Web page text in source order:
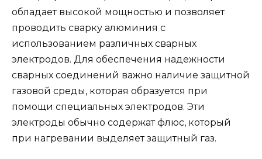
обладает высокой мощностью и позволяет
проводить сварку алюминия с
использованием различных сварных
электродов. Для обеспечения надежности
сварных соединений важно наличие защитной
газовой среды, которая образуется при
помощи специальных электродов. Эти
электроды обычно содержат флюс, который
при нагревании выделяет защитный газ.